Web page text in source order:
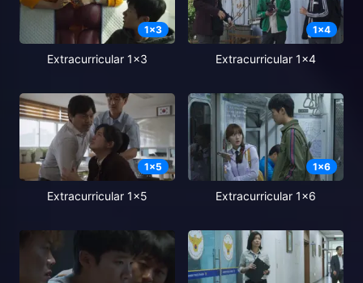
1x3
Extracurricular 1x3
1x4
Extracurricular 1x4
1x5
Extracurricular 1x5
1x6
Extracurricular 1x6